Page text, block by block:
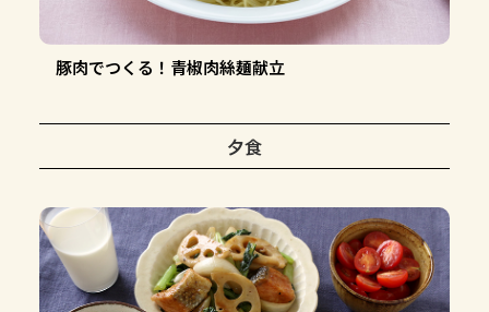
豚肉でつくる！青椒肉絲麺献立
夕食